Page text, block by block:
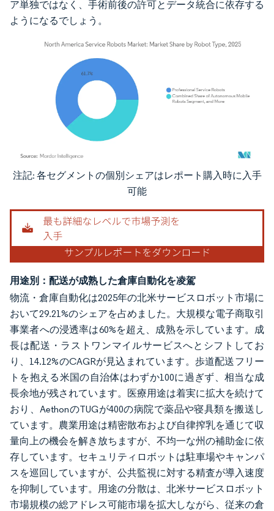
ア単独ではなく、手術前後の許可とデータ統合に依存する
ようになるでしょう。
画像 © Mordor Intelligence。再利用にはCC BY 4.0の表示が必要です。
注記: 各セグメントの個別シェアはレポート購入時に入手
可能
用途別：配送が成熟した倉庫自動化を凌駕
物流・倉庫自動化は2025年の北米サービスロボット市場に
おいて29.21%のシェアを占めました。大規模な電子商取引
事業者への浸透率は60%を超え、成熟を示しています。成
長は配送・ラストワンマイルサービスへとシフトしてお
り、14.12%のCAGRが見込まれています。歩道配送フリー
トを抱える米国の自治体はわずか100に過ぎず、相当な成
長余地が残されています。医療用途は着実に拡大を続けて
おり、AethonのTUGが400の病院で薬品や寝具類を搬送し
ています。農業用途は精密散布および自律搾乳を通じて収
量向上の機会を解き放ちますが、不均一な州の補助金に依
存しています。セキュリティロボットは駐車場やキャンパ
スを巡回していますが、公共監視に対する精査が導入速度
を抑制しています。用途の分散は、北米サービスロボット
市場規模の総アドレス可能市場を拡大しながら、従来の倉